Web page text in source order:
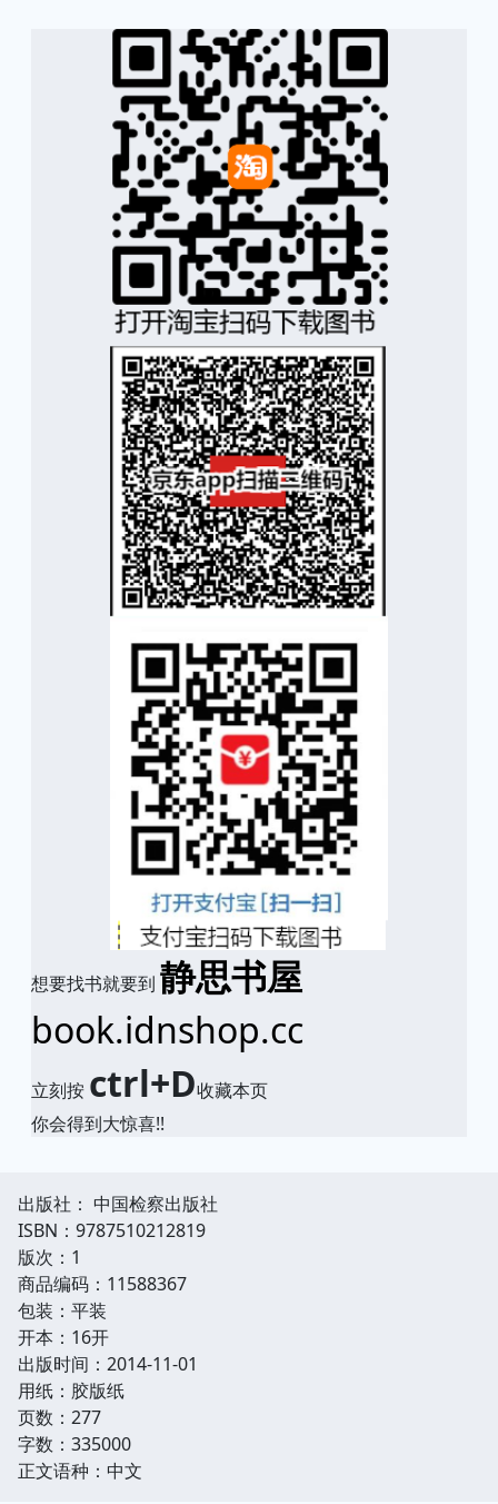
想要找书就要到 静思书屋
book.idnshop.cc
立刻按 ctrl+D收藏本页
你会得到大惊喜!!
出版社： 中国检察出版社
ISBN：9787510212819
版次：1
商品编码：11588367
包装：平装
开本：16开
出版时间：2014-11-01
用纸：胶版纸
页数：277
字数：335000
正文语种：中文